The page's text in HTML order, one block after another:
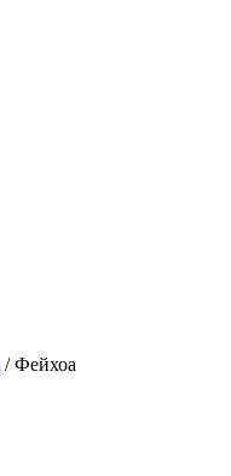
/ Фейхоа